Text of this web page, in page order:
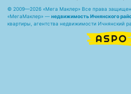
© 2009—2026 «Мега Маклер» Все права
«МегаМаклер» — недвижимость Ичнянского
квартиры, агентства недвижимости Ичнянский